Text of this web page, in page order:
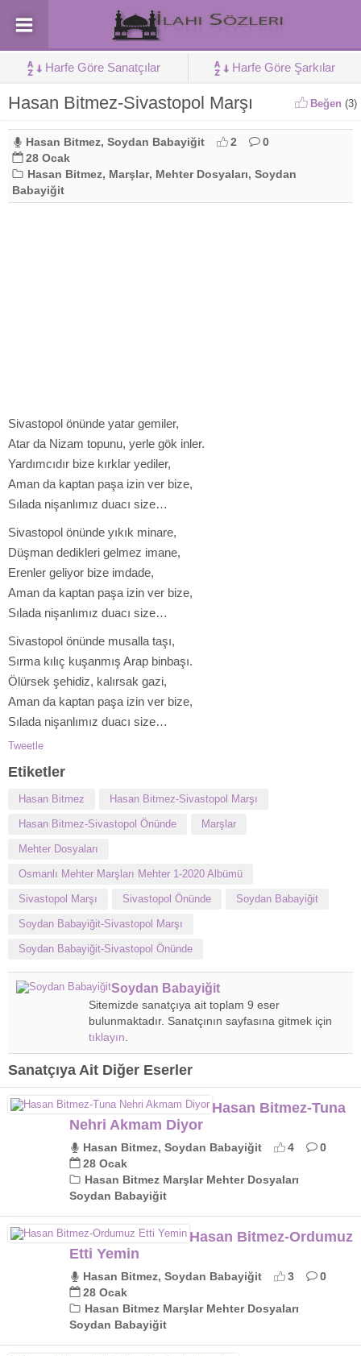
Harfe Göre Sanatçılar Harfe Göre Şarkılar
Hasan Bitmez-Sivastopol Marşı Beğen (3)
Hasan Bitmez, Soydan Babayiğit 2
0
28 Ocak
Hasan Bitmez, Marşlar, Mehter Dosyaları, Soydan
Babayiğit
Sivastopol önünde yatar gemiler,
Atar da Nizam topunu, yerle gök inler.
Yardımcıdır bize kırklar yediler,
Aman da kaptan paşa izin ver bize,
Sılada nişanlımız duacı size…
Sivastopol önünde yıkık minare,
Düşman dedikleri gelmez imane,
Erenler geliyor bize imdade,
Aman da kaptan paşa izin ver bize,
Sılada nişanlımız duacı size…
Sivastopol önünde musalla taşı,
Sırma kılıç kuşanmış Arap binbaşı.
Ölürsek şehidiz, kalırsak gazi,
Aman da kaptan paşa izin ver bize,
Sılada nişanlımız duacı size…
Tweetle
Etiketler
Hasan Bitmez Hasan Bitmez-Sivastopol Marşı
Hasan Bitmez-Sivastopol Önünde Marşlar
Mehter Dosyaları
Osmanlı Mehter Marşları Mehter 1-2020 Albümü
Sivastopol Marşı Sivastopol Önünde Soydan Babayiğit
Soydan Babayiğit-Sivastopol Marşı
Soydan Babayiğit-Sivastopol Önünde
Soydan Babayiğit
Sitemizde sanatçıya ait toplam 9 eser
bulunmaktadır. Sanatçının sayfasına gitmek için
tıklayın
Sanatçıya Ait Diğer Eserler
Hasan Bitmez-Tuna
Nehri Akmam Diyor
Hasan Bitmez, Soydan Babayiğit 4
0
28 Ocak
Hasan Bitmez Marşlar Mehter Dosyaları
Soydan Babayiğit
Hasan Bitmez-Ordumuz
Etti Yemin
Hasan Bitmez, Soydan Babayiğit 3
0
28 Ocak
Hasan Bitmez Marşlar Mehter Dosyaları
Soydan Babayiğit